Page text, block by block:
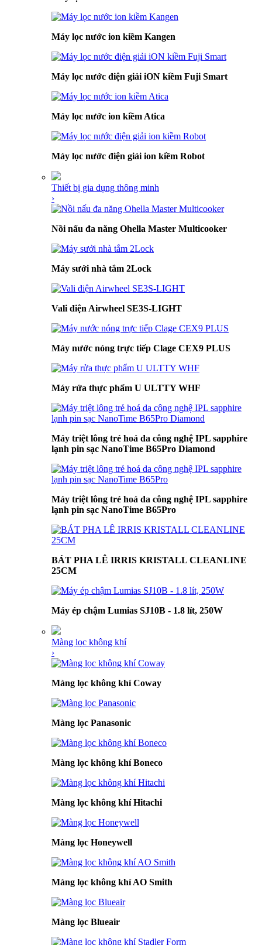
Máy lọc nước ion kiềm Kangen
Máy lọc nước điện giải iON kiềm Fuji Smart
Máy lọc nước ion kiềm Atica
Máy lọc nước điện giải ion kiềm Robot
Thiết bị gia dụng thông minh
›
Nồi nấu đa năng Ohella Master Multicooker
Máy sưởi nhà tắm 2Lock
Vali điện Airwheel SE3S-LIGHT
Máy nước nóng trực tiếp Clage CEX9 PLUS
Máy rửa thực phẩm U ULTTY WHF
Máy triệt lông trẻ hoá da công nghệ IPL sapphire
lạnh pin sạc NanoTime B65Pro Diamond
Máy triệt lông trẻ hoá da công nghệ IPL sapphire
lạnh pin sạc NanoTime B65Pro
BÁT PHA LÊ IRRIS KRISTALL CLEANLINE
25CM
Máy ép chậm Lumias SJ10B - 1.8 lít, 250W
Màng lọc không khí
›
Màng lọc không khí Coway
Màng lọc Panasonic
Màng lọc không khí Boneco
Màng lọc không khí Hitachi
Màng lọc Honeywell
Màng lọc không khí AO Smith
Màng lọc Blueair